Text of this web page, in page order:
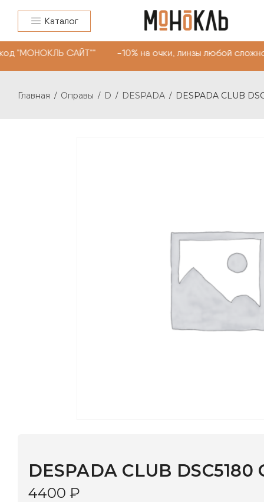
Каталог
САЙТ"" -10% на очки, линзы любой
Главная / Оправы / D / DESPADA / DESPADA CLUB
3–5 дней | Промокод — скидка 10%